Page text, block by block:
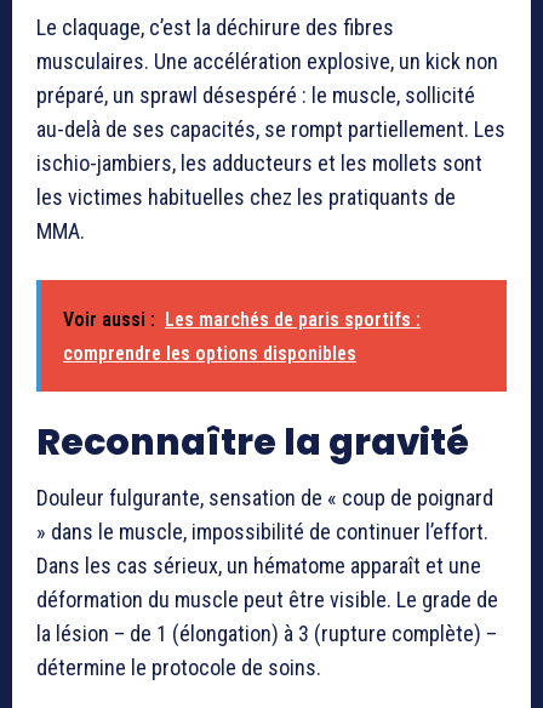
Le claquage, c’est la déchirure des fibres
musculaires. Une accélération explosive, un kick non
préparé, un sprawl désespéré : le muscle, sollicité
au-delà de ses capacités, se rompt partiellement. Les
ischio-jambiers, les adducteurs et les mollets sont
les victimes habituelles chez les pratiquants de
MMA.
Voir aussi : Les marchés de paris sportifs :
comprendre les options disponibles
Reconnaître la gravité
Douleur fulgurante, sensation de « coup de poignard
» dans le muscle, impossibilité de continuer l’effort.
Dans les cas sérieux, un hématome apparaît et une
déformation du muscle peut être visible. Le grade de
la lésion – de 1 (élongation) à 3 (rupture complète) –
détermine le protocole de soins.